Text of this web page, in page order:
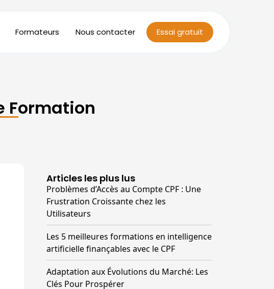
Formateurs Nous contacter Essai gratuit
Formation
Articles les plus lus
Problèmes d’Accès au Compte CPF : Une
Frustration Croissante chez les
Utilisateurs
Les 5 meilleures formations en intelligence
artificielle finançables avec le CPF
Adaptation aux Évolutions du Marché: Les
Clés Pour Prospérer